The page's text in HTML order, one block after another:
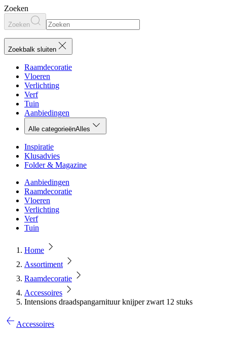
Zoeken
Zoeken
Zoekbalk sluiten
Raamdecoratie
Vloeren
Verlichting
Verf
Tuin
Aanbiedingen
Alle categorieënAlles
Inspiratie
Klusadvies
Folder & Magazine
Aanbiedingen
Raamdecoratie
Vloeren
Verlichting
Verf
Tuin
Home
Assortiment
Raamdecoratie
Accessoires
Intensions draadspangarnituur knijper zwart 12 stuks
Accessoires